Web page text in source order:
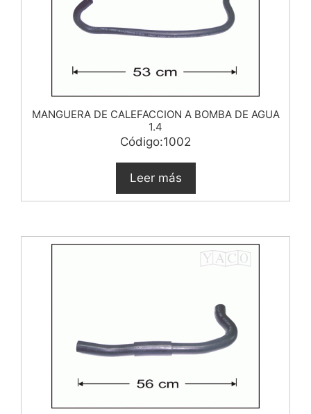
MANGUERA DE CALEFACCION A BOMBA DE AGUA
1.4
Código:1002
Leer más